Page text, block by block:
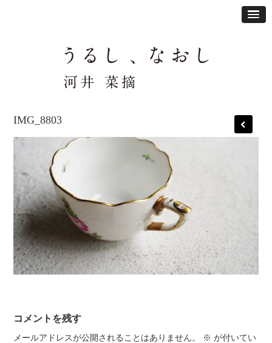
IMG_8803
コメントを残す
メールアドレスが公開されることはありません。 ※ が付いてい